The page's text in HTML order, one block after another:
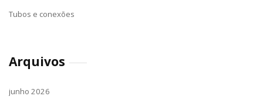
Tubos e conexões
Arquivos
junho 2026